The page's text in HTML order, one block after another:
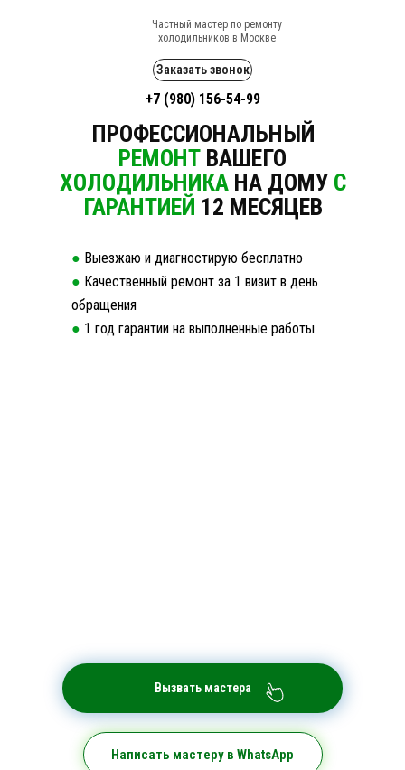
ПРОФЕССИОНАЛЬНЫЙ
РЕМОНТ ВАШЕГО
ХОЛОДИЛЬНИКАНА ДОМУ С
ГАРАНТИЕЙ 12 МЕСЯЦЕВ
Частный мастер по ремонту
холодильников в Москве
● Выезжаю и диагностирую бесплатно
● Качественный ремонт за 1 визит в день
обращения
● 1 год гарантии на выполненные работы
Заказать звонок
+7 (980) 156-54-99
Вызвать мастера
Написать мастеру в WhatsApp